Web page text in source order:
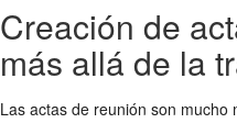
Creación de
más allá de la
Las actas de reunión son mucho